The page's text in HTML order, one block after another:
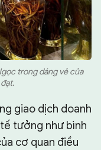
trong dáng vẻ của
giao dịch doanh
tưởng như bình
cơ quan điều